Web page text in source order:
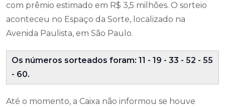
com prêmio estimado em R$ 3,5 milhões. O sorteio
aconteceu no Espaço da Sorte, localizado na
Avenida Paulista, em São Paulo.
Os números sorteados foram: 11 - 19 - 33 - 52 - 55
- 60.
Até o momento, a Caixa não informou se houve